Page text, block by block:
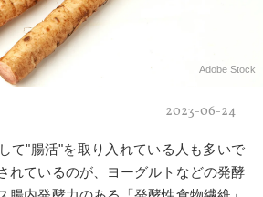
Adobe Stock
2023-06-24
て"腸活"を取り入れている人も多いで
れているのが、ヨーグルトなどの発酵